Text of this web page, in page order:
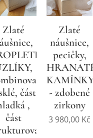
Zlaté
část
,
část
Zlaté
náušnice,
pecičky,
HRANATÉ
KAMÍNKY
- zdobené
zirkony
3 980,00 Kč